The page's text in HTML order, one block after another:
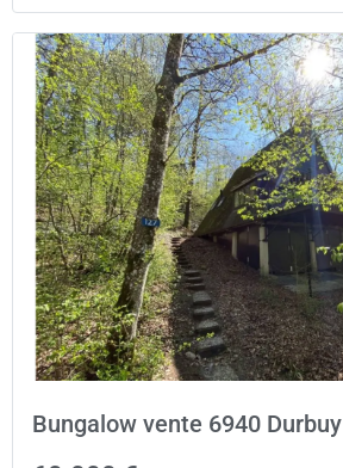
Bungalow vente 6940 Durbuy